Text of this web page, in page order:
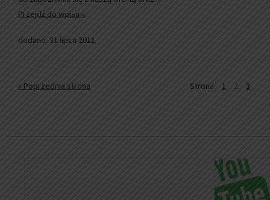
Przejdź do wpisu »
dodano: 31 lipca 2011
Strona: 1 2 3
« Poprzednia strona